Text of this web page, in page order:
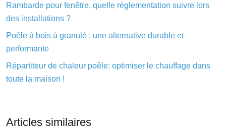
Rambarde pour fenêtre, quelle réglementation suivre lors
des installations ?
Poêle à bois à granulé : une alternative durable et
performante
Répartiteur de chaleur poêle: optimiser le chauffage dans
toute la maison !
Articles similaires